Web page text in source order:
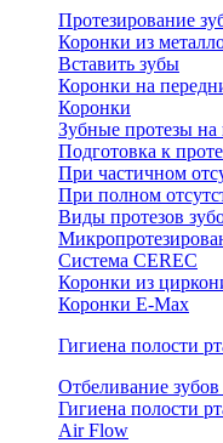
Протезирование
Коронки из
Вставить зубы
Коронки на
Коронки
Зубные протезы на
Подготовка к
При частичном
При полном
Виды протезов
Система CEREC
Коронки из
Коронки E-Max
Гигиена полости
Отбеливание
Гигиена полости
Air Flow